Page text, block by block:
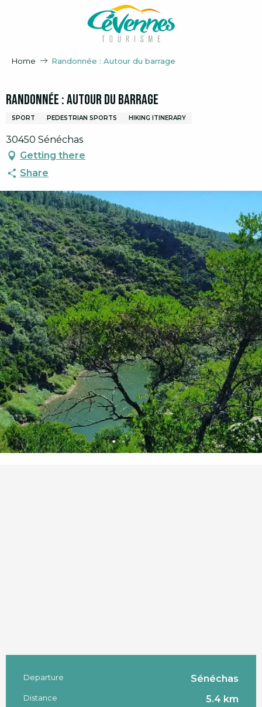
Home Randonnée : Autour du barrage
Randonnée : Autour du barrage
SPORT PEDESTRIAN SPORTS HIKING ITINERARY
30450 Sénéchas
Getting there
Share
Practical information
Departure Sénéchas
Distance 5.4 km